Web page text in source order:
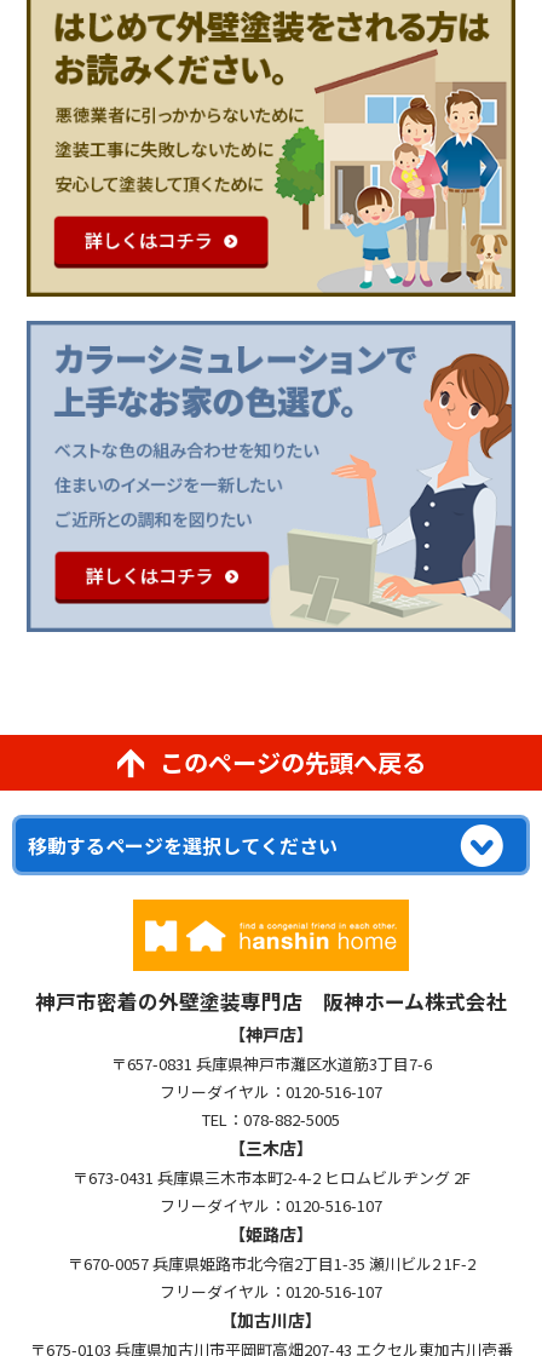
このページの先頭へ戻る
神戸市密着の外壁塗装専門店 阪神ホーム株式会社
【神戸店】
〒657-0831 兵庫県神戸市灘区水道筋3丁目7-6
フリーダイヤル：0120-516-107
TEL：078-882-5005
【三木店】
〒673-0431 兵庫県三木市本町2-4-2 ヒロムビルヂング 2F
フリーダイヤル：0120-516-107
【姫路店】
〒670-0057 兵庫県姫路市北今宿2丁目1-35 瀬川ビル2 1F-2
フリーダイヤル：0120-516-107
【加古川店】
〒675-0103 兵庫県加古川市平岡町高畑207-43 エクセル東加古川壱番